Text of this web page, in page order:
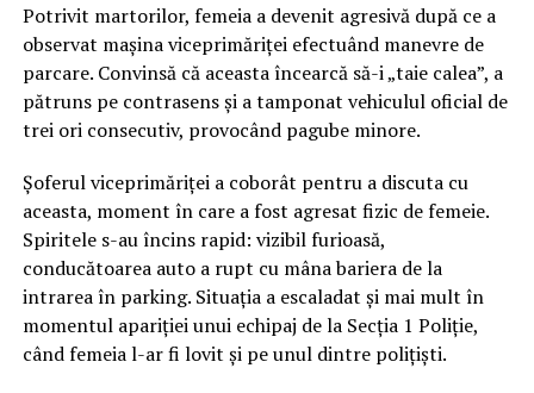
Potrivit martorilor, femeia a devenit agresivă după ce a
observat mașina viceprimăriței efectuând manevre de
parcare. Convinsă că aceasta încearcă să-i „taie calea”, a
pătruns pe contrasens și a tamponat vehiculul oficial de
trei ori consecutiv, provocând pagube minore.
Șoferul viceprimăriței a coborât pentru a discuta cu
aceasta, moment în care a fost agresat fizic de femeie.
Spiritele s-au încins rapid: vizibil furioasă,
conducătoarea auto a rupt cu mâna bariera de la
intrarea în parking. Situația a escaladat și mai mult în
momentul apariției unui echipaj de la Secția 1 Poliție,
când femeia l-ar fi lovit și pe unul dintre polițiști.